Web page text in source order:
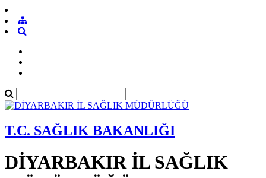
T.C. SAĞLIK BAKANLIĞI
DİYARBAKIR İL SAĞLIK